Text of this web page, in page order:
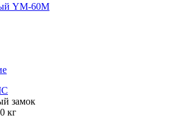
YM-60M
замок
кг